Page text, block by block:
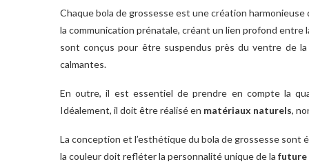
Chaque bola de grossesse est une création
la communication prénatale, créant un lien profond entre
sont conçus pour être suspendus près du ventre de
calmantes.
En outre, il est essentiel de prendre en compte la
Idéalement, il doit être réalisé en matériaux naturels,
La conception et l’esthétique du bola de grossesse sont
la couleur doit refléter la personnalité unique de la future